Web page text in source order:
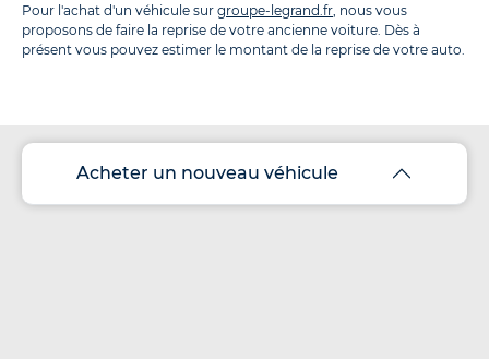
Pour l'achat d'un véhicule sur groupe-legrand.fr , nous vous
proposons de faire la reprise de votre ancienne voiture. Dès à
présent vous pouvez estimer le montant de la reprise de votre auto.
Acheter un nouveau véhicule